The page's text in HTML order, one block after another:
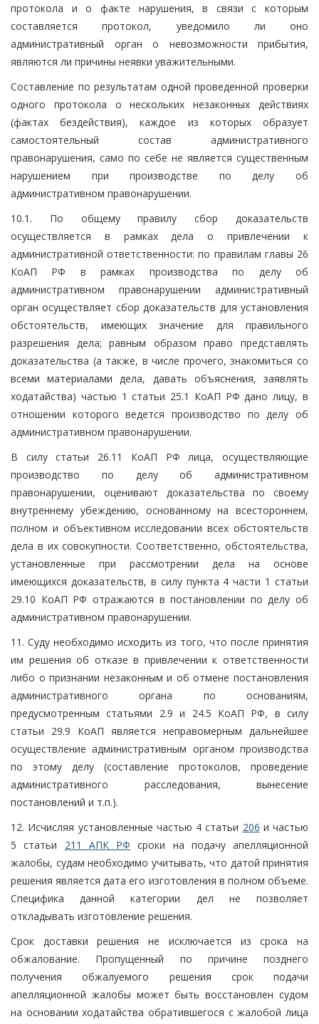
протокола и о факте нарушения, в связи с которым
составляется протокол, уведомило ли оно
административный орган о невозможности прибытия,
являются ли причины неявки уважительными.
Составление по результатам одной проведенной проверки
одного протокола о нескольких незаконных действиях
(фактах бездействия), каждое из которых образует
самостоятельный состав административного
правонарушения, само по себе не является существенным
нарушением при производстве по делу об
административном правонарушении.
10.1. По общему правилу сбор доказательств
осуществляется в рамках дела о привлечении к
административной ответственности: по правилам главы 26
КоАП РФ в рамках производства по делу об
административном правонарушении административный
орган осуществляет сбор доказательств для установления
обстоятельств, имеющих значение для правильного
разрешения дела; равным образом право представлять
доказательства (а также, в числе прочего, знакомиться со
всеми материалами дела, давать объяснения, заявлять
ходатайства) частью 1 статьи 25.1 КоАП РФ дано лицу, в
отношении которого ведется производство по делу об
административном правонарушении.
В силу статьи 26.11 КоАП РФ лица, осуществляющие
производство по делу об административном
правонарушении, оценивают доказательства по своему
внутреннему убеждению, основанному на всестороннем,
полном и объективном исследовании всех обстоятельств
дела в их совокупности. Соответственно, обстоятельства,
установленные при рассмотрении дела на основе
имеющихся доказательств, в силу пункта 4 части 1 статьи
29.10 КоАП РФ отражаются в постановлении по делу об
административном правонарушении.
11. Суду необходимо исходить из того, что после принятия
им решения об отказе в привлечении к ответственности
либо о признании незаконным и об отмене постановления
административного органа по основаниям,
предусмотренным статьями 2.9 и 24.5 КоАП РФ, в силу
статьи 29.9 КоАП является неправомерным дальнейшее
осуществление административным органом производства
по этому делу (составление протоколов, проведение
административного расследования, вынесение
постановлений и т.п.).
12. Исчисляя установленные частью 4 статьи 206 и частью
5 статьи 211 АПК РФ сроки на подачу апелляционной
жалобы, судам необходимо учитывать, что датой принятия
решения является дата его изготовления в полном объеме.
Специфика данной категории дел не позволяет
откладывать изготовление решения.
Срок доставки решения не исключается из срока на
обжалование. Пропущенный по причине позднего
получения обжалуемого решения срок подачи
апелляционной жалобы может быть восстановлен судом
на основании ходатайства обратившегося с жалобой лица